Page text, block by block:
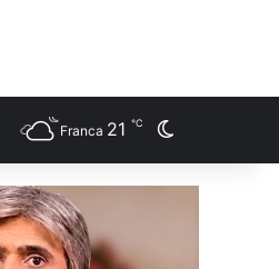
Franca 21 ℃